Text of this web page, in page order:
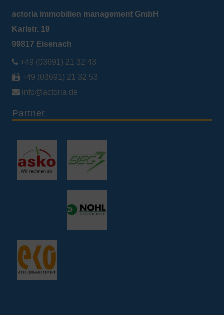
actoria immobilien management GmbH
Karlstr. 19
99817 Eisenach
 +49 (03691) 21 32 43
 +49 (03691) 21 32 53
 info@actoria.de
Partner